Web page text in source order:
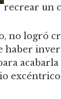
recrear un
no logró
haber